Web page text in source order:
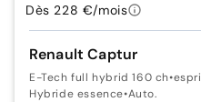
Renault Captur
E-Tech full hybrid 160 ch•
Hybride essence•Auto.
Dès 228 €/mois